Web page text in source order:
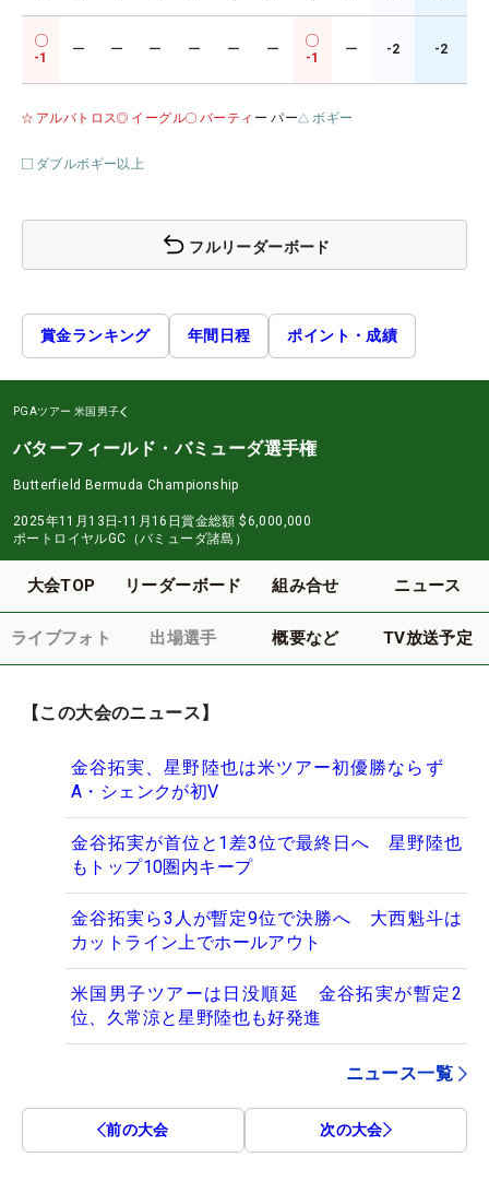
-1
ー ー ー ー ー ー
-1
ー -2 -2
アルバトロス イーグル バーティ ー パー ボギー
ダブルボギー以上
フルリーダーボード
賞金ランキング 年間日程 ポイント・成績
PGAツアー 米国男子
バターフィールド・バミューダ選手権
Butterfield Bermuda Championship
2025年11月13日-11月16日賞金総額 $6,000,000
ポートロイヤルGC（バミューダ諸島）
大会TOP リーダーボード 組み合せ ニュース
ライブフォト 出場選手 概要など TV放送予定
【この大会のニュース】
金谷拓実、星野陸也は米ツアー初優勝ならず
A・シェンクが初V
金谷拓実が首位と1差3位で最終日へ 星野陸也
もトップ10圏内キープ
金谷拓実ら3人が暫定9位で決勝へ 大西魁斗は
カットライン上でホールアウト
米国男子ツアーは日没順延 金谷拓実が暫定2
位、久常涼と星野陸也も好発進
ニュース一覧
前の大会 次の大会